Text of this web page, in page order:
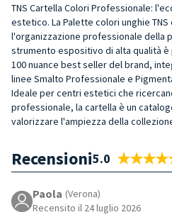
TNS Cartella Colori Professionale:
estetico. La Palette colori unghie
l'organizzazione professionale della
strumento espositivo di alta qualità
100 nuance best seller del brand,
linee Smalto Professionale e
Ideale per centri estetici che
professionale, la cartella è un
valorizzare l'ampiezza della
Recensioni5.0
Paola (Verona)
Recensito il 24 luglio 2026